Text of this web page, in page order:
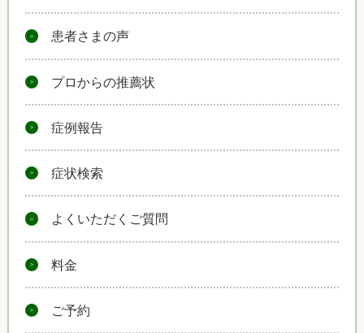
患者さまの声
プロからの推薦状
症例報告
症状検索
よくいただくご質問
料金
ご予約